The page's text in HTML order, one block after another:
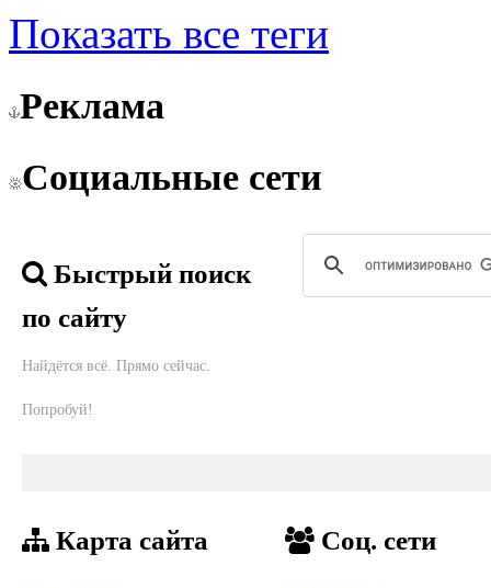
Показать все теги
Реклама
Социальные сети
Быстрый поиск
по сайту
Найдётся всё. Прямо сейчас.
Попробуй!
Карта сайта Соц. сети